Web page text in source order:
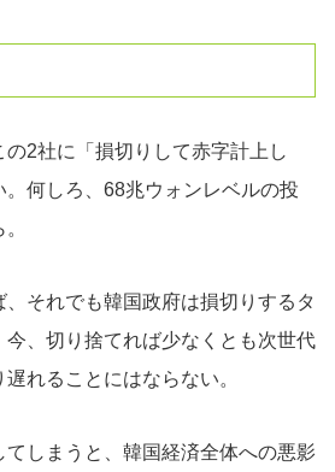
2社に「損切りして赤字計上し
何しろ、68兆ウォンレベルの投
それでも韓国政府は損切りするタ
今、切り捨てれば少なくとも次世代
れることにはならない。
てしまうと、韓国経済全体への悪影